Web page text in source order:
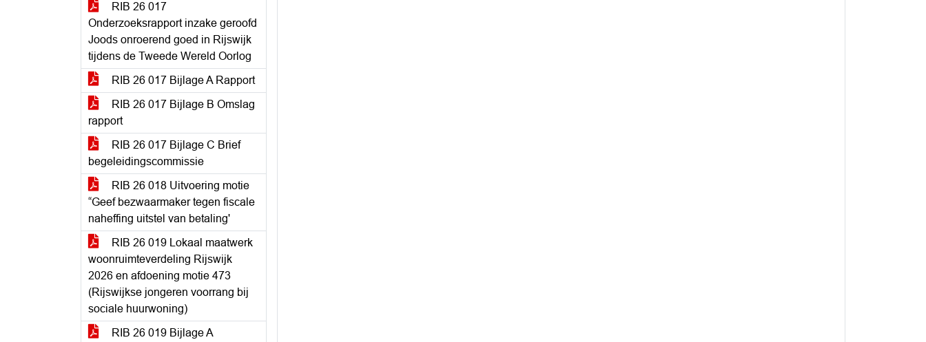
RIB 26 017
Onderzoeksrapport inzake geroofd
Joods onroerend goed in Rijswijk
tijdens de Tweede Wereld Oorlog
RIB 26 017 Bijlage A Rapport
RIB 26 017 Bijlage B Omslag
rapport
RIB 26 017 Bijlage C Brief
begeleidingscommissie
RIB 26 018 Uitvoering motie
“Geef bezwaarmaker tegen fiscale
naheffing uitstel van betaling'
RIB 26 019 Lokaal maatwerk
woonruimteverdeling Rijswijk
2026 en afdoening motie 473
(Rijswijkse jongeren voorrang bij
sociale huurwoning)
RIB 26 019 Bijlage A